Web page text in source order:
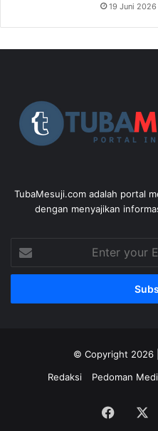
19 Juni 2026
TubaMesuji.com adalah portal
dengan menyajikan
your
Email
© Copyright 2026 |
Redaksi
Pedoman